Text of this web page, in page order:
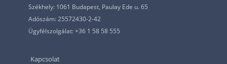
Székhely: 1061 Budapest, Paulay Ede u. 65
Adószám: 25572430-2-42
Ügyfélszolgálat: +36 1 58 58 555
Kapcsolat